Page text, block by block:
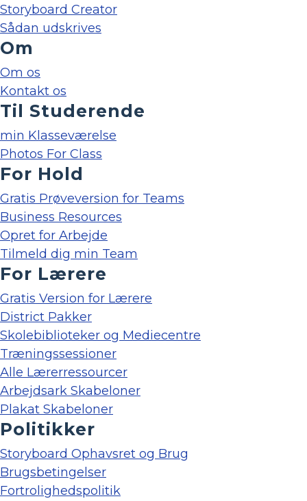
Storyboard Creator
Sådan udskrives
Om
Om os
Kontakt os
Til Studerende
min Klasseværelse
Photos For Class
For Hold
Gratis Prøveversion for Teams
Business Resources
Opret for Arbejde
Tilmeld dig min Team
For Lærere
Gratis Version for Lærere
District Pakker
Skolebiblioteker og Mediecentre
Træningssessioner
Alle Lærerressourcer
Arbejdsark Skabeloner
Plakat Skabeloner
Politikker
Storyboard Ophavsret og Brug
Brugsbetingelser
Fortrolighedspolitik